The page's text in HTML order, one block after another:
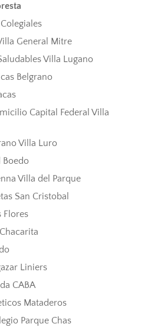
General Mitre
Villa Lugano
Belgrano
Capital Federal Villa
Villa Luro
Boedo
Villa del Parque
San Cristobal
Flores
Liniers
CABA
Mataderos
Parque Chas